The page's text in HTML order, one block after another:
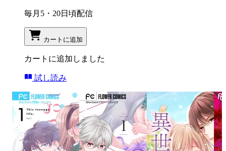
毎月5・20日頃配信
カートに追加
カートに追加しました
試し読み